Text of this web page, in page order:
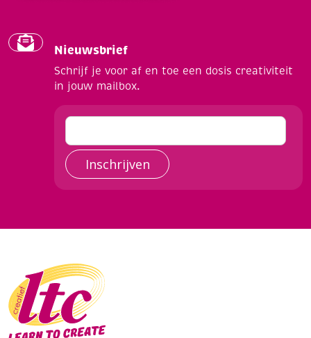
Nieuwsbrief
Schrijf je voor af en toe een dosis creativiteit
in jouw mailbox.
Inschrijven